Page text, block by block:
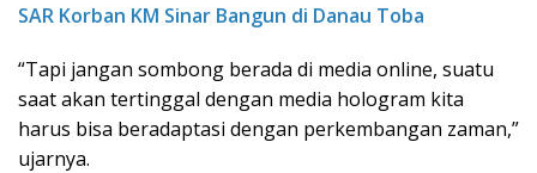
SAR Korban KM Sinar Bangun di Danau Toba
“Tapi jangan sombong berada di media online, suatu
saat akan tertinggal dengan media hologram kita
harus bisa beradaptasi dengan perkembangan zaman,”
ujarnya.